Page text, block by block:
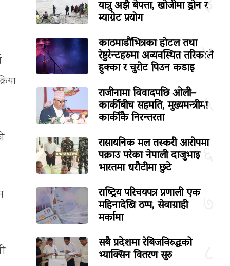
यात्रु अझै बेपत्ता, खोजीमा ड्रोन र
म्याग्नेट प्रयोग
४
काठमाडौंभित्रका होटल तथा
रेष्टुरेन्टहरुमा अव्यवस्थित तरिकाले
हुक्का र चुरोट पिउन कडाइ
५
राजीनामा विवादपछि ओली–
कार्कीबीच सहमति, मुख्यमन्त्रीमा
कार्कीकै निरन्तरता
६
रासायनिक मल तस्करी आरोपमा
पक्राउ परेका नेपाली दाजुभाइ
भारतमा धरौटीमा छुटे
राष्ट्रिय परिचयपत्र प्रणाली एक
महिनादेखि ठप्प, सेवाग्राही
मर्कामा
सबै प्रदेशमा रेबिजविरुद्धको
भ्याक्सिन वितरण सुरु